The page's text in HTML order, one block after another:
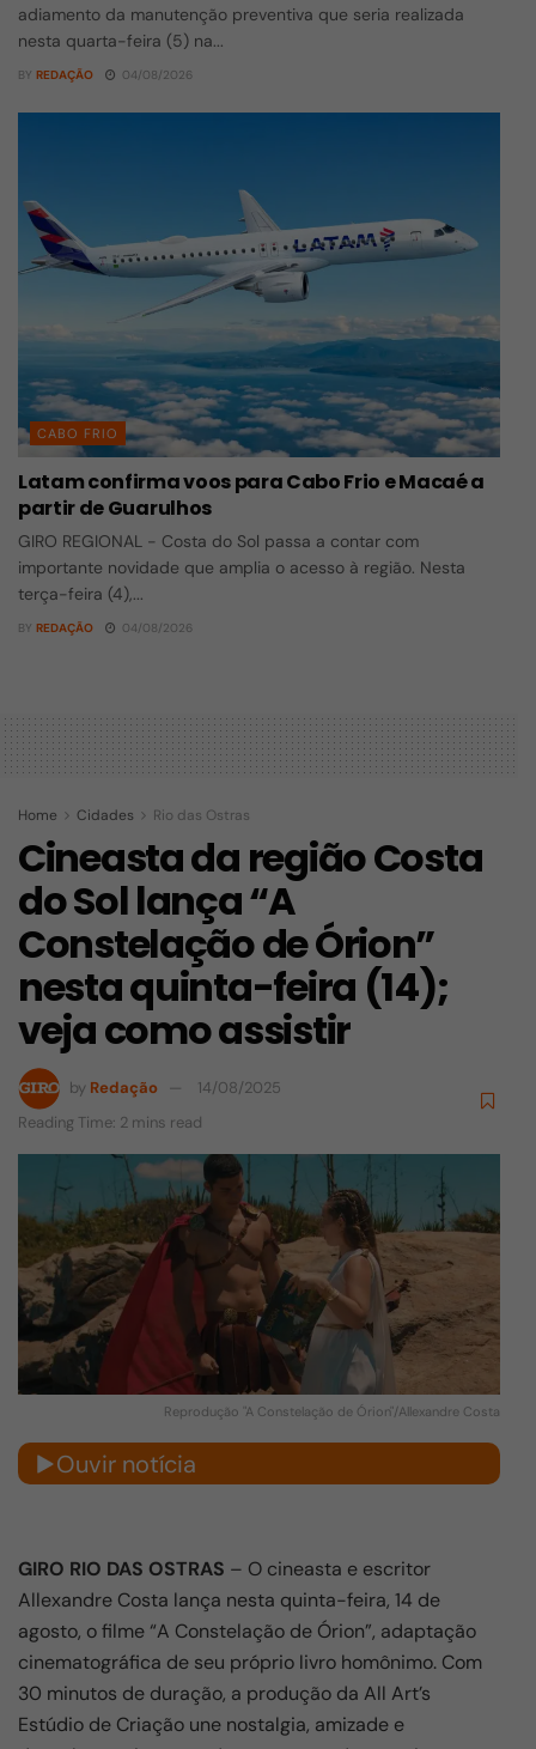
adiamento da manutenção preventiva que seria realizada
nesta quarta-feira (5) na...
BY REDAÇÃO 04/08/2026
CABO FRIO
Latam confirma voos para Cabo Frio e Macaé a
partir de Guarulhos
GIRO REGIONAL - Costa do Sol passa a contar com
importante novidade que amplia o acesso à região. Nesta
terça-feira (4),...
BY REDAÇÃO 04/08/2026
Home Cidades Rio das Ostras
Cineasta da região Costa
do Sol lança “A
Constelação de Órion”
nesta quinta-feira (14);
veja como assistir
by Redação
14/08/2025
Reading Time: 2 mins read
Reprodução "A Constelação de Órion"/Allexandre Costa
Ouvir notícia
GIRO RIO DAS OSTRAS – O cineasta e escritor
Allexandre Costa lança nesta quinta-feira, 14 de
agosto, o filme “A Constelação de Órion”, adaptação
cinematográfica de seu próprio livro homônimo. Com
30 minutos de duração, a produção da All Art’s
Estúdio de Criação une nostalgia, amizade e